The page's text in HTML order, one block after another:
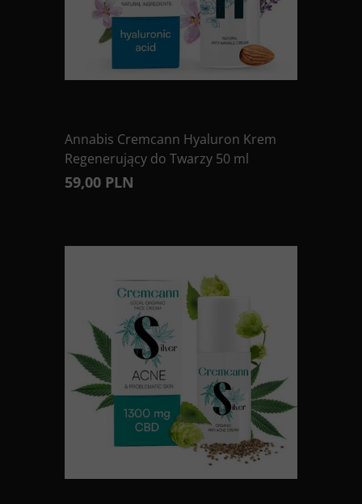
Annabis Cremcann Hyaluron Krem
Regenerujący do Twarzy 50 ml
59,00 PLN